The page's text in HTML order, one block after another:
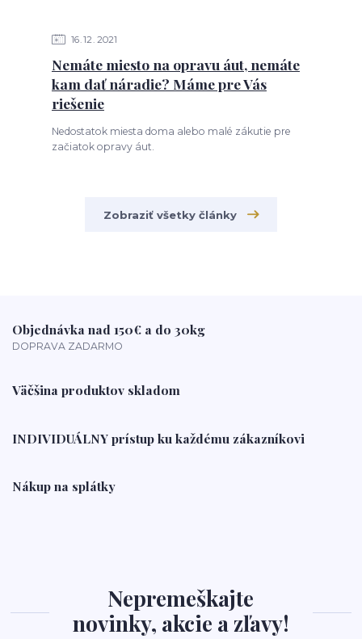
16 12 2021
Nemáte miesto na opravu áut, nemáte
kam dať náradie? Máme pre Vás
riešenie
Nedostatok miesta doma alebo malé zákutie pre
začiatok opravy áut.
Zobraziť všetky články
Objednávka nad 150€ a do 30kg
DOPRAVA ZADARMO
Väčšina produktov skladom
INDIVIDUÁLNY prístup ku každému zákazníkovi
Nákup na splátky
Nepremeškajte
novinky, akcie a zľavy!